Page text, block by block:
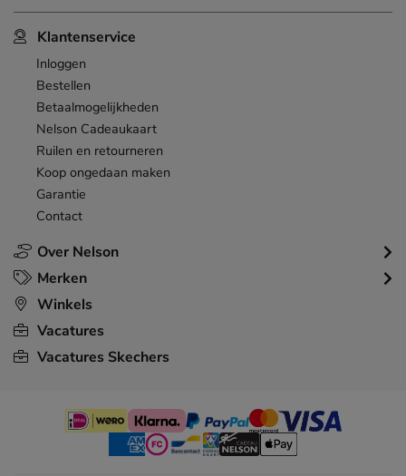
Over Nelson
Klantenservice
Inloggen
Bestellen
Betaalmogelijkheden
Nelson Cadeaukaart
Ruilen en retourneren
Koop ongedaan maken
Garantie
Contact
Merken
Winkels
Vacatures
Vacatures Skechers